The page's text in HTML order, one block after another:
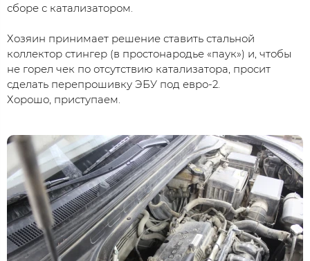
сборе с катализатором.
Хозяин принимает решение ставить стальной
коллектор стингер (в простонародье «паук») и, чтобы
не горел чек по отсутствию катализатора, просит
сделать перепрошивку ЭБУ под евро-2.
Хорошо, приступаем.